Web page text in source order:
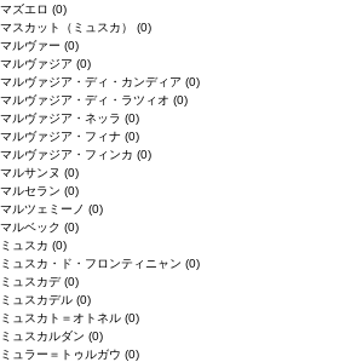
マズエロ (0)
マスカット（ミュスカ） (0)
マルヴァー (0)
マルヴァジア (0)
マルヴァジア・ディ・カンディア (0)
マルヴァジア・ディ・ラツィオ (0)
マルヴァジア・ネッラ (0)
マルヴァジア・フィナ (0)
マルヴァジア・フィンカ (0)
マルサンヌ (0)
マルセラン (0)
マルツェミーノ (0)
マルベック (0)
ミュスカ (0)
ミュスカ・ド・フロンティニャン (0)
ミュスカデ(0)
ミュスカデル (0)
ミュスカト＝オトネル (0)
ミュスカルダン (0)
ミュラー＝トゥルガウ (0)